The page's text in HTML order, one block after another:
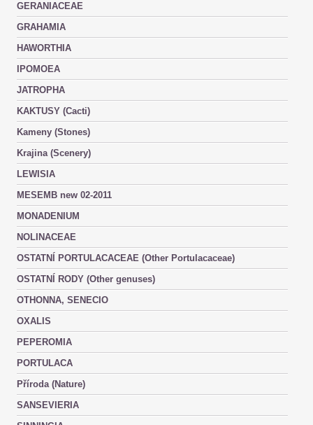
GERANIACEAE
GRAHAMIA
HAWORTHIA
IPOMOEA
JATROPHA
KAKTUSY (Cacti)
Kameny (Stones)
Krajina (Scenery)
LEWISIA
MESEMB new 02-2011
MONADENIUM
NOLINACEAE
OSTATNÍ PORTULACACEAE (Other Portulacaceae)
OSTATNÍ RODY (Other genuses)
OTHONNA, SENECIO
OXALIS
PEPEROMIA
PORTULACA
Příroda (Nature)
SANSEVIERIA